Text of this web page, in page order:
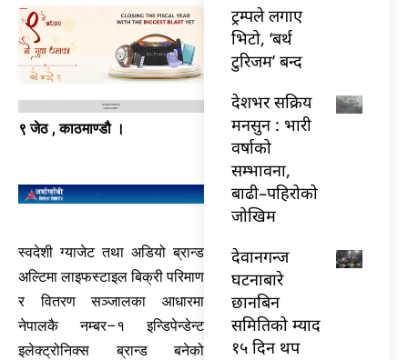
९ जेठ , काठमाण्डौ ।
स्वदेशी ग्याजेट तथा अडियो ब्रान्ड
अल्टिमा लाइफस्टाइल बिक्री परिमाण
र वितरण सञ्जालका आधारमा
नेपालकै नम्बर–१ इन्डिपेन्डेन्ट
इलेक्ट्रोनिक्स ब्रान्ड बनेको
ट्रम्पले लगाए
भिटो, ‘बर्थ
टुरिजम’ बन्द
देशभर सक्रिय
मनसुन : भारी
वर्षाको
सम्भावना,
बाढी–पहिरोको
जोखिम
देवानगन्ज
घटनाबारे
छानबिन
समितिको म्याद
१५ दिन थप